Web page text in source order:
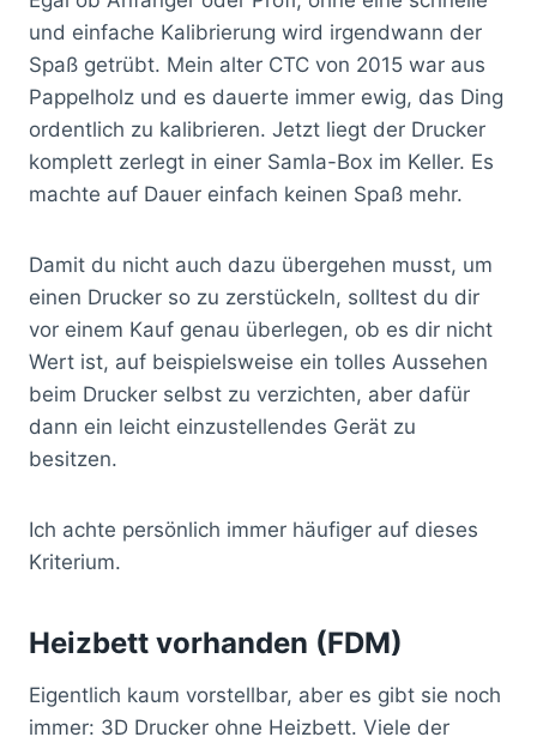
und einfache Kalibrierung wird irgendwann der
Spaß getrübt. Mein alter CTC von 2015 war aus
Pappelholz und es dauerte immer ewig, das Ding
ordentlich zu kalibrieren. Jetzt liegt der Drucker
komplett zerlegt in einer Samla-Box im Keller. Es
machte auf Dauer einfach keinen Spaß mehr.
Damit du nicht auch dazu übergehen musst, um
einen Drucker so zu zerstückeln, solltest du dir
vor einem Kauf genau überlegen, ob es dir nicht
Wert ist, auf beispielsweise ein tolles Aussehen
beim Drucker selbst zu verzichten, aber dafür
dann ein leicht einzustellendes Gerät zu
besitzen.
Ich achte persönlich immer häufiger auf dieses
Kriterium.
Heizbett vorhanden (FDM)
Eigentlich kaum vorstellbar, aber es gibt sie noch
immer: 3D Drucker ohne Heizbett. Viele der